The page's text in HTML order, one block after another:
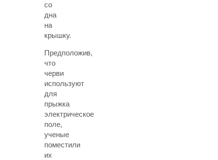
со
дна
на
крышку.
Предположив,
что
черви
используют
для
прыжка
электрическое
поле,
ученые
поместили
их